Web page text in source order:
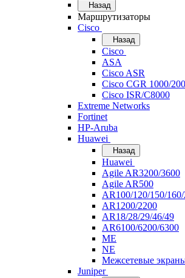
Назад
Маршрутизаторы
Cisco
Назад
Cisco
ASA
Cisco ASR
Cisco CGR 1000/
Cisco ISR/С8000
Extreme Networks
Fortinet
HP-Aruba
Huawei
Назад
Huawei
Agile AR3200/3600
Agile AR500
AR100/120/150/
AR1200/2200
AR18/28/29/46/49
AR6100/6200/6300
ME
NE
Межсетевые
Juniper